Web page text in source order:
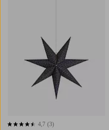
4,7 baserat på 3 st betyg
4,7 (3)